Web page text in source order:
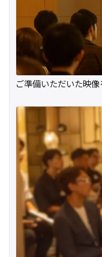
ご準備いただいた映